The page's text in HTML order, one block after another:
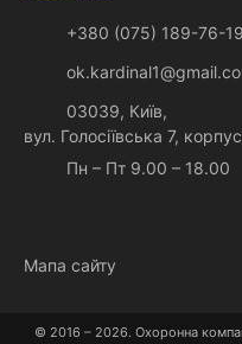
+380 (075) 189-76-19
03039, Київ,
вул. Голосіївська 7,
Пн – Пт 9.00 – 18.00
Мапа сайту
© 2016 – 2026. Охоронна